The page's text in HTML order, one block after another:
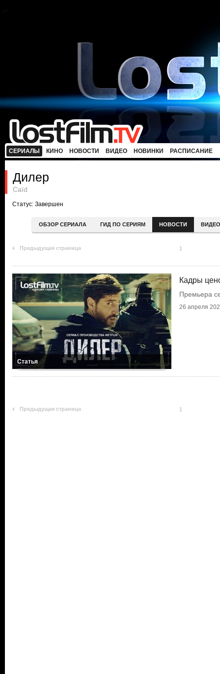
СЕРИАЛЫ КИНО НОВОСТИ ВИДЕО НОВИНКИ РАСПИСАНИЕ
Дилер
Caïd
Статус: Завершен
ОБЗОР СЕРИАЛА ГИД ПО СЕРИЯМ НОВОСТИ ВИДЕО
Предыдущая страница 1
Статья
Кадры
Премьера
26 апреля
Предыдущая страница 1